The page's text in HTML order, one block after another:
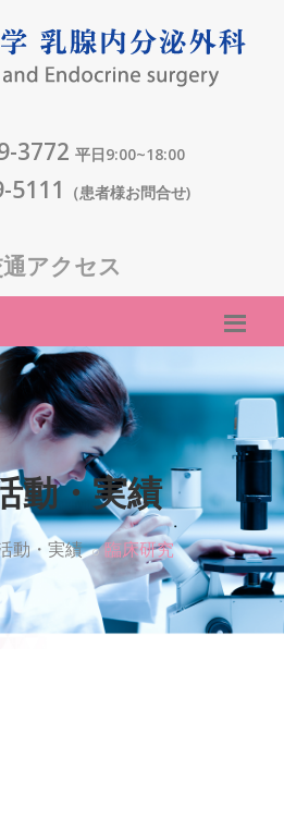
3772 平日9:00~18:00
5111 （患者様お問合せ)
アクセス
動・実績
動・実績 臨床研究